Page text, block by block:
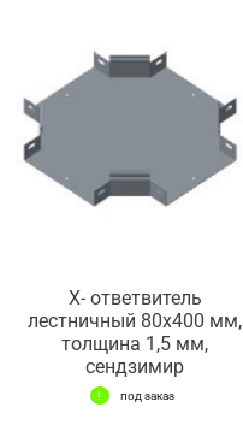
Х- ответвитель
лестничный 80х400 мм,
толщина 1,5 мм,
сендзимир
под заказ